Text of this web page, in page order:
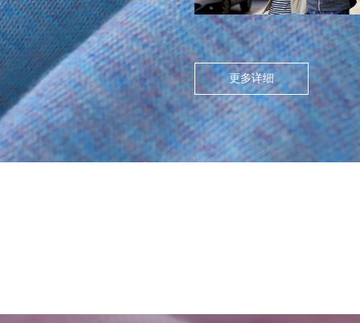
在高度模块化的都市节奏
中，人们渴望在通勤中寻找
呼吸的缝隙。休闲通勤不再
是两点一线的被动移动，而
是通过服装的舒适感与色彩
情绪，将日常路径转化为“微
更多详细